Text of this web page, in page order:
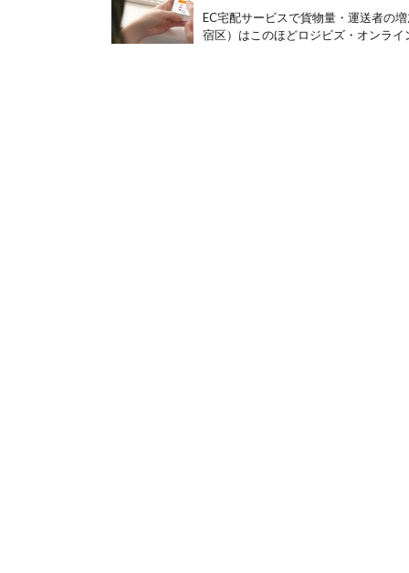
EC宅配サービスで貨物量・運送者の
宿区）はこのほどロジビズ・オンラ